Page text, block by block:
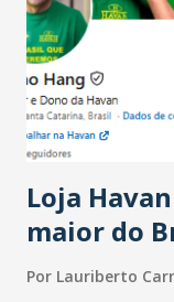
bares e
registraram
estabelecimentos
do observado no
novembro. Em
cresceu. De acordo
Loja
maior do
Por Lauriberto